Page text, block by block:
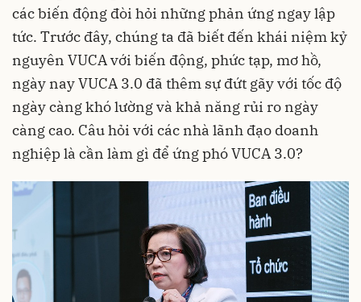
các biến động đòi hỏi những phản ứng ngay lập
tức. Trước đây, chúng ta đã biết đến khái niệm kỷ
nguyên VUCA với biến động, phức tạp, mơ hồ,
ngày nay VUCA 3.0 đã thêm sự đứt gãy với tốc độ
ngày càng khó lường và khả năng rủi ro ngày
càng cao. Câu hỏi với các nhà lãnh đạo doanh
nghiệp là cần làm gì để ứng phó VUCA 3.0?